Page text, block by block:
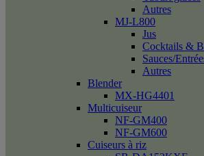
Autres
MJ-L800
Jus
Cocktails &
Sauces/
Autres
Blender
MX-HG4401
Multicuiseur
NF-GM400
NF-GM600
Cuiseurs à riz